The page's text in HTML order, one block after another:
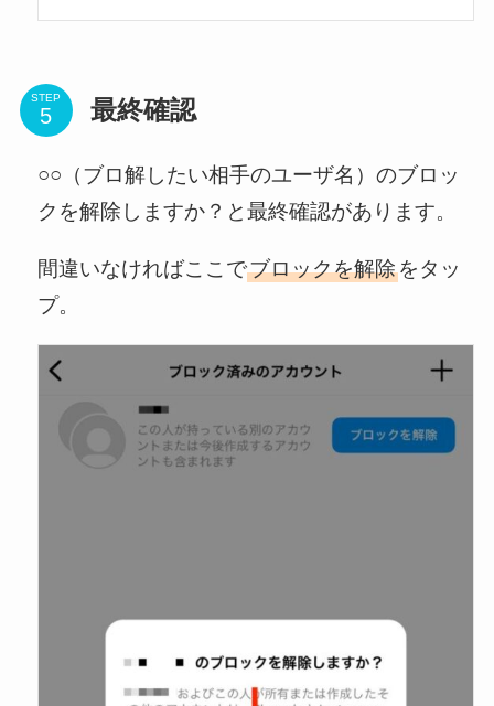
STEP 最終確認
○○（ブロ解したい相手のユーザ名）のブロッ
クを解除しますか？と最終確認があります。
間違いなければここでブロックを解除をタッ
プ。